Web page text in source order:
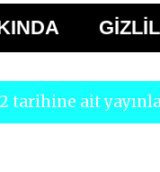
tarihine ait